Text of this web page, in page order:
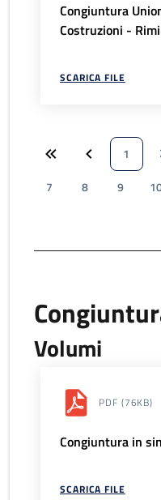
Congiuntura
Costruzioni -
SCARICA FILE
1
7
8 9
Volumi
PDF (76KB)
Congiuntura in
SCARICA FILE